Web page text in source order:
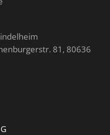
81, 80636